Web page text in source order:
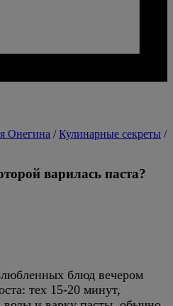
Онегина /Кулинарные секреты /
варилась паста?
блюд вечером
тех 15-20 минут,